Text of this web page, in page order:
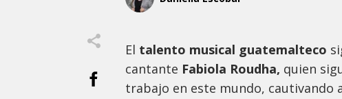
El talento musical guatemalteco
cantante Fabiola Roudha, quien
trabajo en este mundo, cautivando